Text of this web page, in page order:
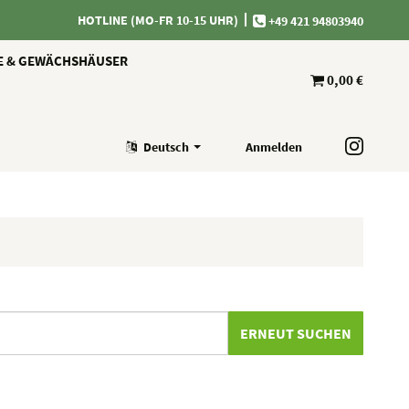
HOTLINE (MO-FR 10-15 UHR) +49 421 94803940
& GEWÄCHSHÄUSER
0,00 €
Deutsch Anmelden